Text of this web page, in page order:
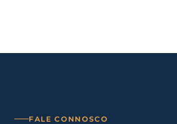
FALE CONNOSCO